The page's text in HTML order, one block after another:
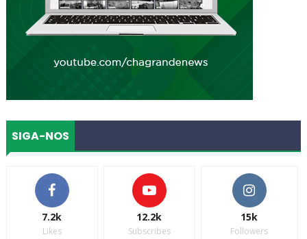
SIGA-NOS
7.2k
Likes
12.2k
Subscribes
15k
Followers